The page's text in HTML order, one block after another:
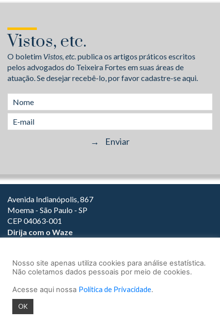
Vistos, etc.
O boletim Vistos, etc.publica os artigos práticos escritos
pelos advogados do Teixeira Fortes em suas áreas de
atuação. Se desejar recebê-lo, por favor cadastre-se aqui.
Avenida Indianópolis, 867
Moema - São Paulo - SP
CEP 04063-001
Dirija com o Waze
(11) 3147-1800
© 2026.
Nosso site apenas utiliza cookies para análise estatística.
Não coletamos dados pessoais por meio de cookies.
Acesse aqui nossa Política de Privacidade.
OK